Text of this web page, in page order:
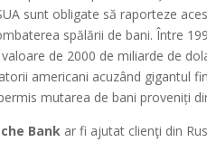
sunt obligate să raporteze
spălării de bani. Între
de 2000 de miliarde de
americani acuzând gigantul
mutarea de bani proveniți
Bank ar fi ajutat clienţi din